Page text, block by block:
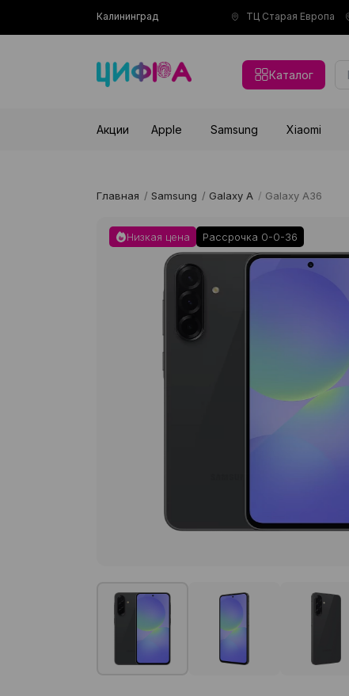
Калининград ТЦ Старая Европа
Каталог
Акции Apple Samsung Xiaomi
Главная / Samsung / Galaxy A / Galaxy A36
Низкая цена Рассрочка 0-0-36